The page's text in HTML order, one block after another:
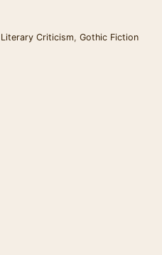
Literary Criticism, Gothic Fiction